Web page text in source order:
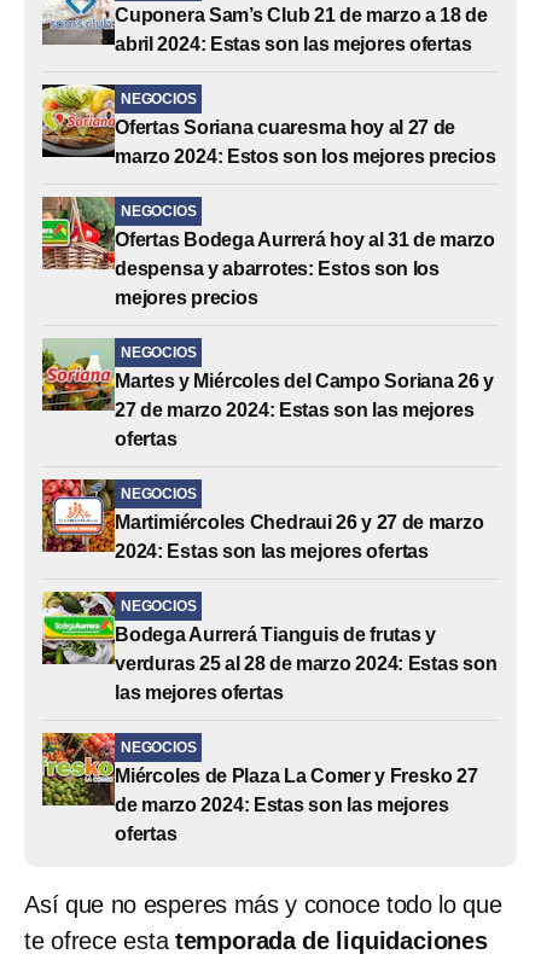
Cuponera Sam’s Club 21 de marzo a 18 de
abril 2024: Estas son las mejores ofertas
NEGOCIOS
Ofertas Soriana cuaresma hoy al 27 de
marzo 2024: Estos son los mejores precios
NEGOCIOS
Ofertas Bodega Aurrerá hoy al 31 de marzo
despensa y abarrotes: Estos son los
mejores precios
NEGOCIOS
Martes y Miércoles del Campo Soriana 26 y
27 de marzo 2024: Estas son las mejores
ofertas
NEGOCIOS
Martimiércoles Chedraui 26 y 27 de marzo
2024: Estas son las mejores ofertas
NEGOCIOS
Bodega Aurrerá Tianguis de frutas y
verduras 25 al 28 de marzo 2024: Estas son
las mejores ofertas
NEGOCIOS
Miércoles de Plaza La Comer y Fresko 27
de marzo 2024: Estas son las mejores
ofertas
Así que no esperes más y conoce todo lo que
te ofrece esta temporada de liquidaciones